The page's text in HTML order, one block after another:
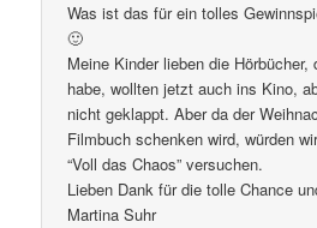
Was ist das für ein tolles
🙂
Meine Kinder lieben die
habe, wollten jetzt auch ins Kino,
nicht geklappt. Aber da der
Filmbuch schenken wird, würden
“Voll das Chaos” versuchen.
Lieben Dank für die tolle Chance
Martina Suhr